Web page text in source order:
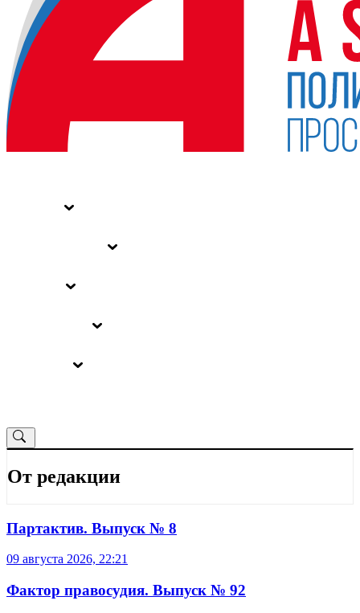
От редакции
Партактив. Выпуск № 8
09 августа 2026, 22:21
Фактор правосудия. Выпуск № 92